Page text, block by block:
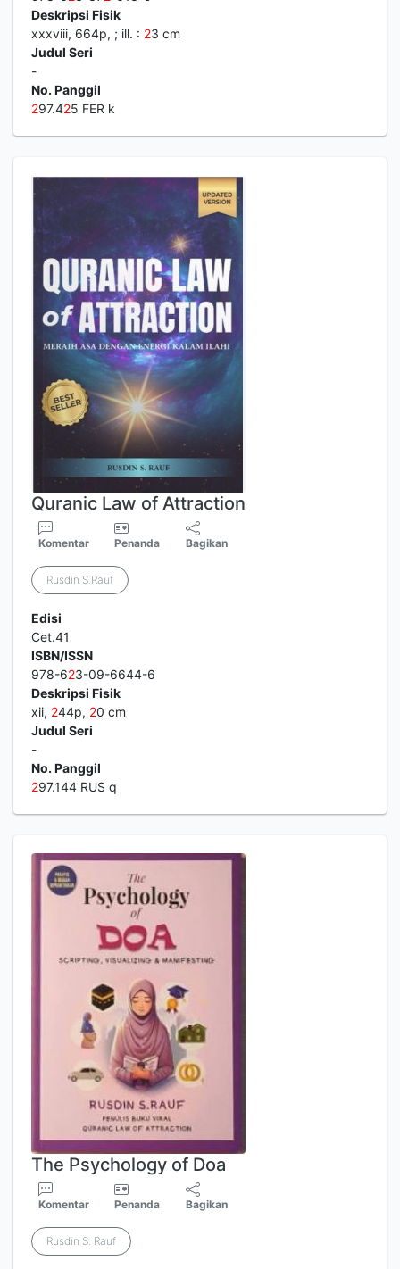
Deskripsi Fisik
xxxviii, 664p, ; ill. : 23 cm
Judul Seri
-
No. Panggil
297.425 FER k
Quranic Law of Attraction
Komentar Penanda Bagikan
Rusdin S.Rauf
Edisi
Cet.41
ISBN/ISSN
978-623-09-6644-6
Deskripsi Fisik
xii, 244p, 20 cm
Judul Seri
-
No. Panggil
297.144 RUS q
The Psychology of Doa
Komentar Penanda Bagikan
Rusdin S. Rauf